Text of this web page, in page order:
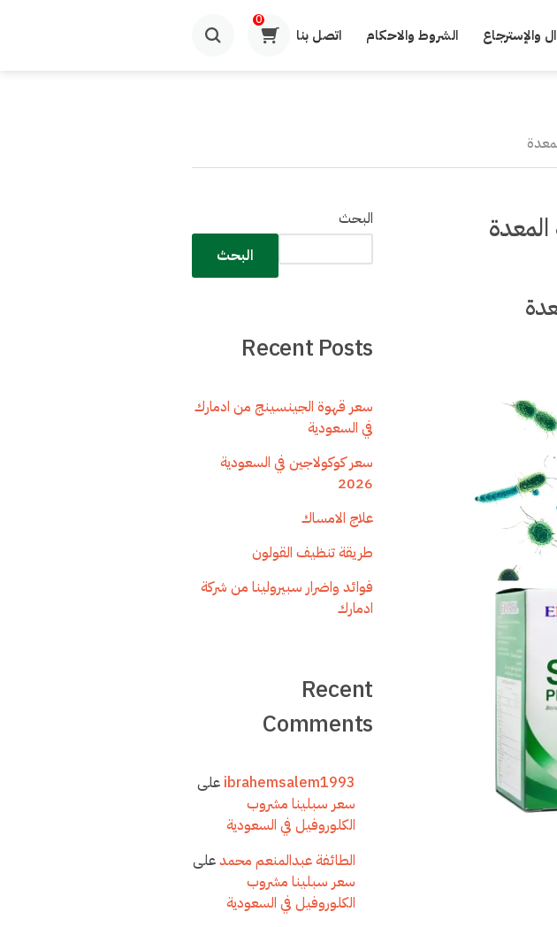
والإسترجاع الشروط والاحكام اتصل بنا
0
البحث
البحث
Recent Posts
سعر قهوة الجينسينج من ادمارك
في السعودية
سعر كوكولاجين في السعودية
2026
علاج الامساك
طريقة تنظيف القولون
فوائد واضرار سبيرولينا من شركة
ادمارك
Recent
Comments
ibrahemsalem1993 على
سعر سبلينا مشروب
الكلوروفيل في السعودية
الطائفة عبدالمنعم محمدعلى
سعر سبلينا مشروب
الكلوروفيل في السعودية